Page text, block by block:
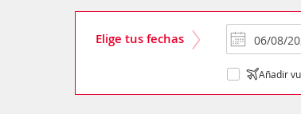
Elige tus fechas
Añadir